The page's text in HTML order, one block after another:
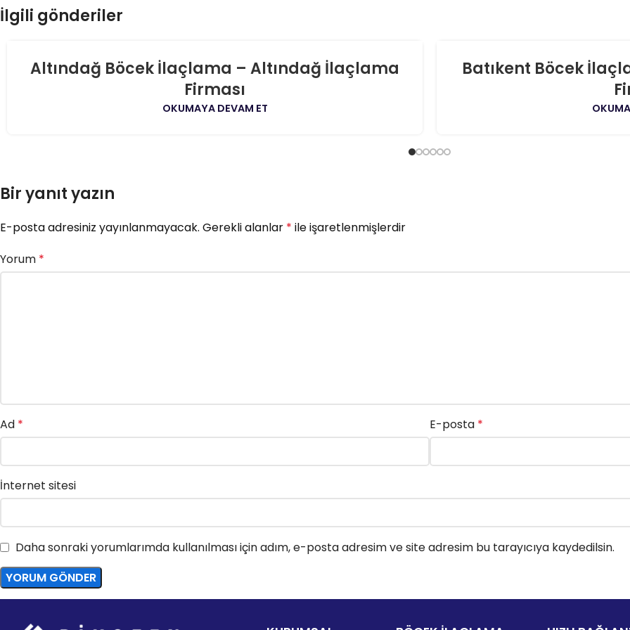
İlgili gönderiler
06
AĞUAltındağ Böcek İlaçlama – Altındağ İlaçlama
Firması
OKUMAYA DEVAM ET
06
AĞUBatıkent Böcek
Bir yanıt yazın
E-posta adresiniz yayınlanmayacak. Gerekli alanlar * ile işaretlenmişlerdir
Yorum *
Ad * E-posta *
İnternet sitesi
Daha sonraki yorumlarımda kullanılması için adım, e-posta adresim ve site adresim bu tarayıcıya kaydedilsin.